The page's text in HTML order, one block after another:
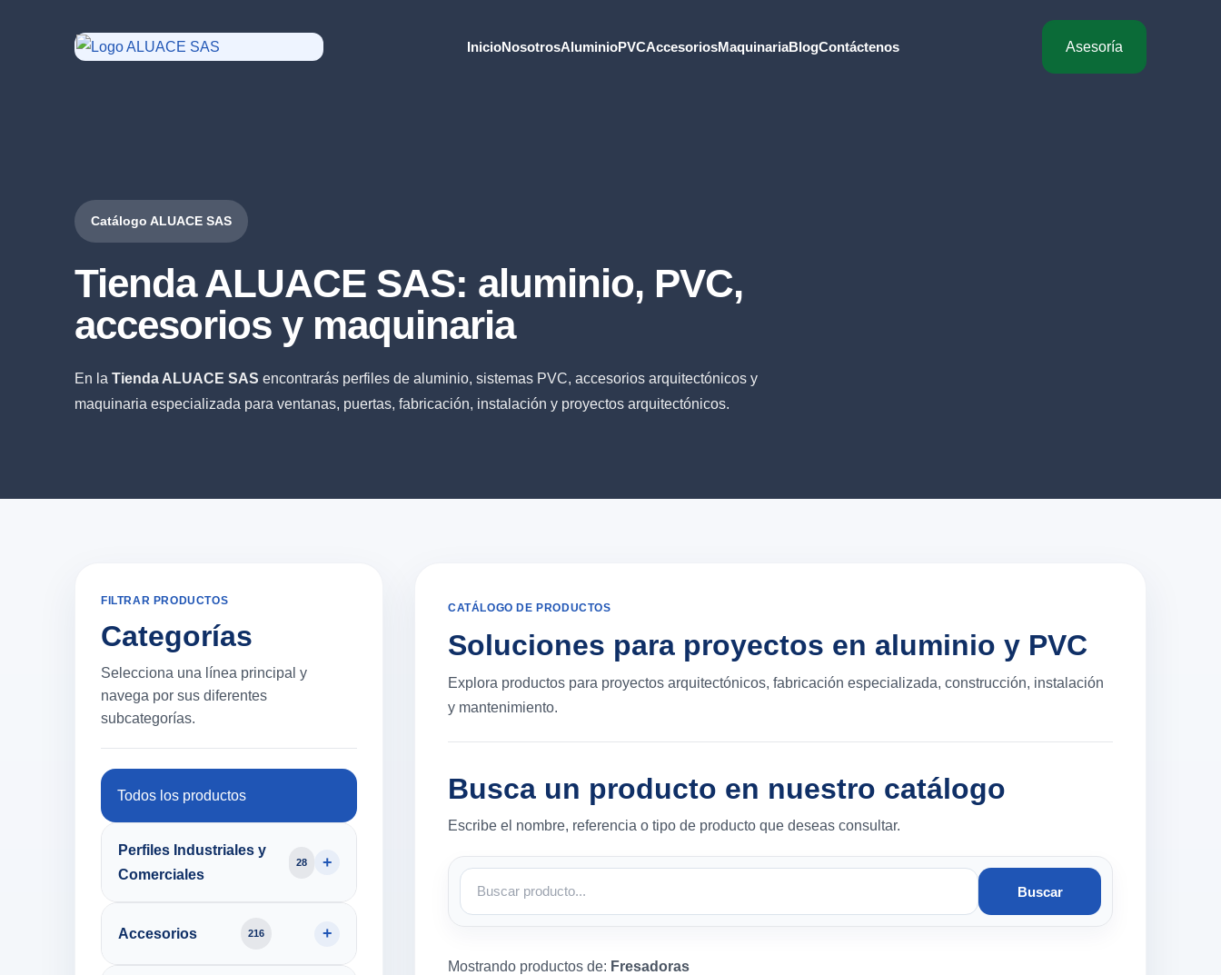
InicioNosotrosAluminioPVCAccesoriosMaquinariaBlogContáctenos Asesoría
Catálogo ALUACE SAS
Tienda ALUACE SAS: aluminio, PVC,
accesorios y maquinaria
En la Tienda ALUACE SAS encontrarás perfiles de aluminio, sistemas PVC, accesorios arquitectónicos y
maquinaria especializada para ventanas, puertas, fabricación, instalación y proyectos arquitectónicos.
FILTRAR PRODUCTOS
Categorías
Selecciona una línea principal y
navega por sus diferentes
subcategorías.
Todos los productos
Perfiles Industriales y
Comerciales
28
Accesorios 216
CATÁLOGO DE PRODUCTOS
Soluciones para proyectos en aluminio y PVC
Explora productos para proyectos arquitectónicos, fabricación especializada, construcción, instalación
y mantenimiento.
Busca un producto en nuestro catálogo
Escribe el nombre, referencia o tipo de producto que deseas consultar.
Buscar
Mostrando productos de: Fresadoras